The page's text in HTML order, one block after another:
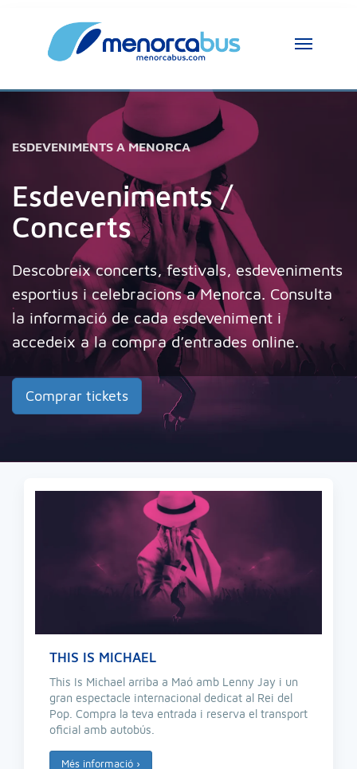
ESDEVENIMENTS A MENORCA
Esdeveniments /
Concerts
Descobreix concerts, festivals, esdeveniments
esportius i celebracions a Menorca. Consulta
la informació de cada esdeveniment i
accedeix a la compra d’entrades online.
Comprar tickets
THIS IS MICHAEL
This Is Michael arriba a Maó amb Lenny Jay i un
gran espectacle internacional dedicat al Rei del
Pop. Compra la teva entrada i reserva el transport
oficial amb autobús.
Més informació ›